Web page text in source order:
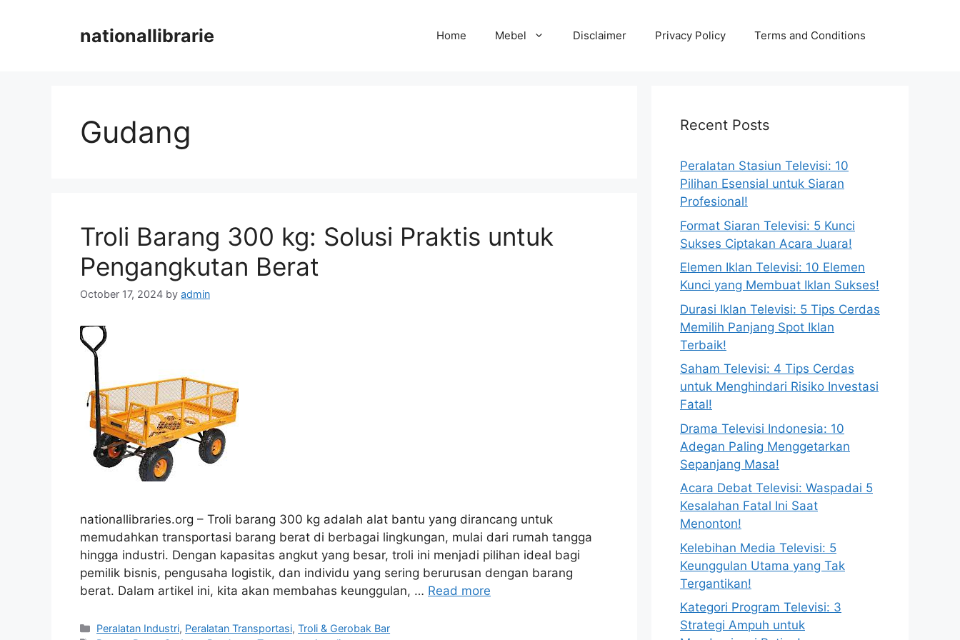
nationallibrarie Home Mebel Disclaimer Privacy Policy Terms and Conditions
Gudang
Troli Barang 300 kg: Solusi Praktis untuk
Pengangkutan Berat
October 17, 2024 by admin
nationallibraries.org – Troli barang 300 kg adalah alat bantu yang dirancang untuk
memudahkan transportasi barang berat di berbagai lingkungan, mulai dari rumah tangga
hingga industri. Dengan kapasitas angkut yang besar, troli ini menjadi pilihan ideal bagi
pemilik bisnis, pengusaha logistik, dan individu yang sering berurusan dengan barang
berat. Dalam artikel ini, kita akan membahas keunggulan, … Read more
Categories
Peralatan Industri, Peralatan Transportasi,Troli & Gerobak Bar
Recent Posts
Peralatan Stasiun Televisi: 10
Pilihan Esensial untuk Siaran
Profesional!
Format Siaran Televisi: 5 Kunci
Sukses Ciptakan Acara Juara!
Elemen Iklan Televisi: 10 Elemen
Kunci yang Membuat Iklan Sukses!
Durasi Iklan Televisi: 5 Tips Cerdas
Memilih Panjang Spot Iklan
Terbaik!
Saham Televisi: 4 Tips Cerdas
untuk Menghindari Risiko Investasi
Fatal!
Drama Televisi Indonesia: 10
Adegan Paling Menggetarkan
Sepanjang Masa!
Acara Debat Televisi: Waspadai 5
Kesalahan Fatal Ini Saat
Menonton!
Kelebihan Media Televisi: 5
Keunggulan Utama yang Tak
Tergantikan!
Kategori Program Televisi: 3
Strategi Ampuh untuk